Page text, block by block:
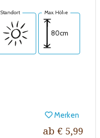
Standort Max. Höhe
80cm
Merken
ab € 5,99